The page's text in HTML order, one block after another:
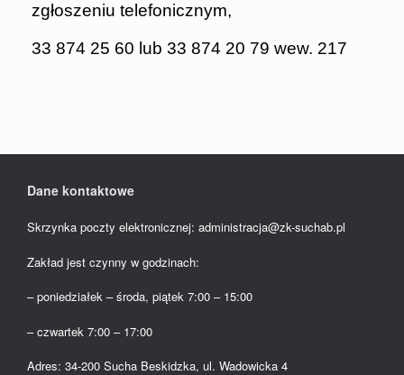
zgłoszeniu telefonicznym,
33 874 25 60 lub 33 874 20 79 wew. 217
Dane kontaktowe
Skrzynka poczty elektronicznej: administracja@zk-suchab.pl
Zakład jest czynny w godzinach:
– poniedziałek – środa, piątek 7:00 – 15:00
– czwartek 7:00 – 17:00
Adres: 34-200 Sucha Beskidzka, ul. Wadowicka 4